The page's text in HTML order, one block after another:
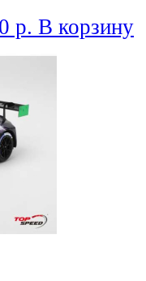
р. В корзину